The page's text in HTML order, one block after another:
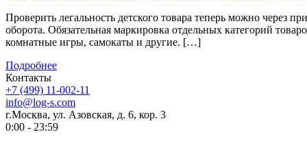
Проверить легальность детского товара теперь можно
оборота. Обязательная маркировка отдельных категорий
комнатные игры, самокаты и другие. […]
Подробнее
Контакты
+7 (499) 11-002-11
info@log-s.com
г.Москва, ул. Азовская, д. 6, кор. 3
0:00 - 23:59